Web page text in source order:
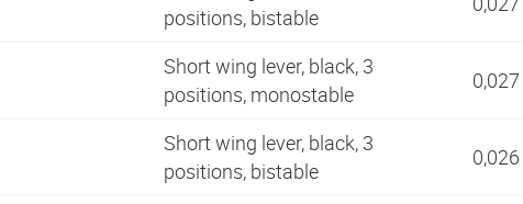
positions, bistable
Short wing lever, black, 3
positions, monostable
0,027
Short wing lever, black, 3
positions, bistable
0,026